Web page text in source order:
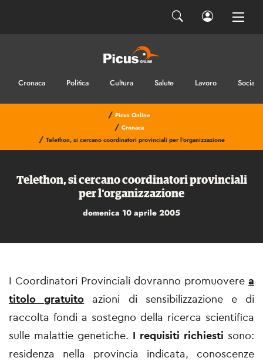
Cronaca Politica Cultura Salute Lavoro Sociale
/ Picus Online
/ Cronaca
/ Telethon, si cercano coordinatori provinciali per l'organizzazione
Telethon, si cercano coordinatori provinciali
per l'organizzazione
domenica 10 aprile 2005
I Coordinatori Provinciali dovranno promuovere a
titolo gratuito azioni di sensibilizzazione e di
raccolta fondi a sostegno della ricerca scientifica
sulle malattie genetiche. I requisiti richiesti sono:
residenza nella provincia indicata, conoscenze